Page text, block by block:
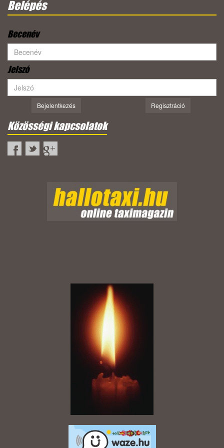
Belépés
Becenév
Jelszó
Bejelentkezés Regisztráció
Közösségi kapcsolatok